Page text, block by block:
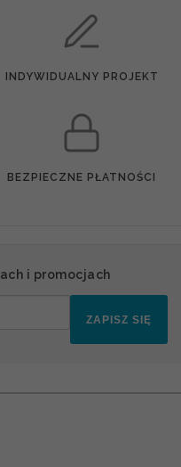
INDYWIDUALNY PROJEKT
BEZPIECZNE PŁATNOŚCI
i promocjach
ZAPISZ SIĘ